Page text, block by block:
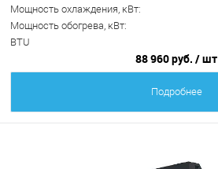
Мощность охлаждения, кВт:
Мощность обогрева, кВт:
BTU
88 960 руб. / шт
Подробнее